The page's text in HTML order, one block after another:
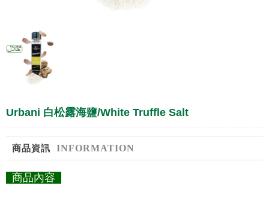
Urbani 白松露海鹽/White Truffle Salt
商品資訊 INFORMATION
商品內容